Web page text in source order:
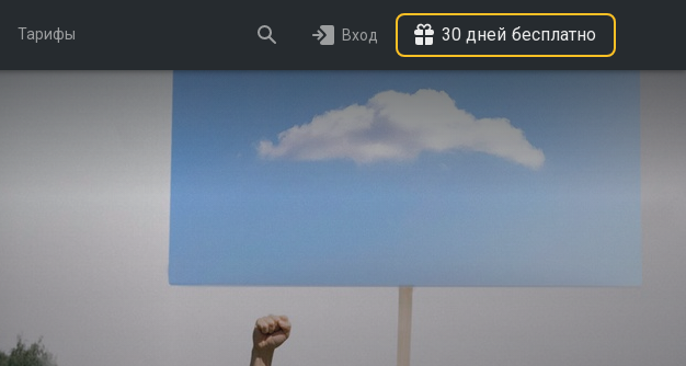
Тарифы Вход 30 дней бесплатно